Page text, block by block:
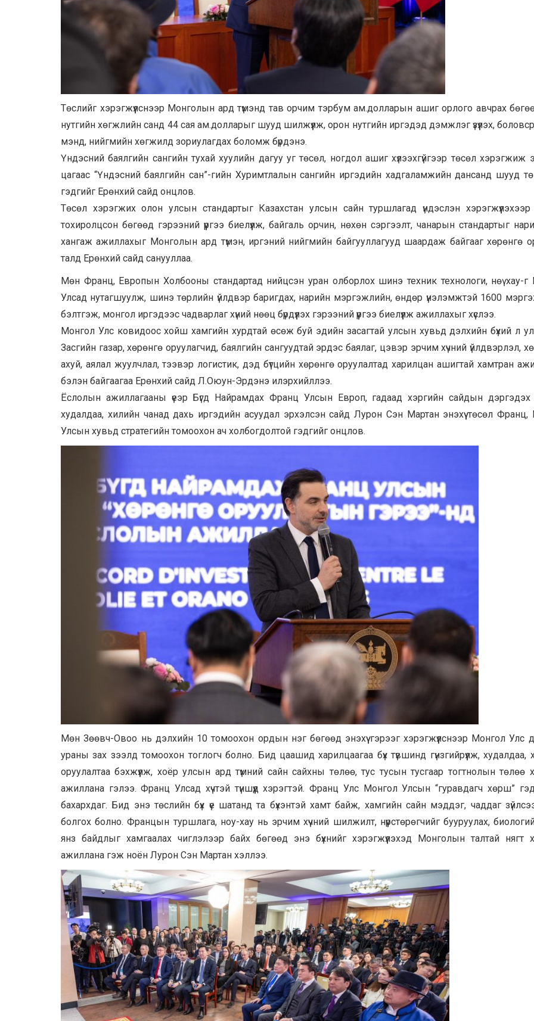
Төслийг хэрэгжүүлснээр Монголын ард түмэнд тав орчим тэрбум ам.долларын ашиг орлого авчрах
нутгийн хөгжлийн санд 44 сая ам.долларыг шууд шилжүүлж, орон нутгийн иргэдэд дэмжлэг үзүүлэх,
мэнд, нийгмийн хөгжилд зориулагдах боломж бүрдэнэ.
Үндэсний баялгийн сангийн тухай хуулийн дагуу уг төсөл, ногдол ашиг хүлээхгүйгээр төсөл хэрэгжиж
цагаас “Үндэсний баялгийн сан”-гийн Хуримтлалын сангийн иргэдийн хадгаламжийн дансанд шууд
гэдгийг Ерөнхий сайд онцлов.
Төсөл хэрэгжих олон улсын стандартыг Казахстан улсын сайн туршлагад үндэслэн хэрэгжүүлэхээр
тохиролцсон бөгөөд гэрээний үүргээ биелүүлж, байгаль орчин, нөхөн сэргээлт, чанарын стандартыг
хангаж ажиллахыг Монголын ард түмэн, иргэний нийгмийн байгууллагууд шаардаж байгааг хөрөнгө
талд Ерөнхий сайд санууллаа.
Мөн Франц, Европын Холбооны стандартад нийцсэн уран олборлох шинэ техник технологи, нөү хау-г
Улсад нутагшуулж, шинэ төрлийн үйлдвэр баригдах, нарийн мэргэжлийн, өндөр үнэлэмжтэй 1600
бэлтгэж, монгол иргэдээс чадварлаг хүний нөөц бүрдүүлэх гэрээний үүргээ биелүүлж ажиллахыг хүслээ.
Монгол Улс ковидоос хойш хамгийн хурдтай өсөж буй эдийн засагтай улсын хувьд дэлхийн бүхий л
Засгийн газар, хөрөнгө оруулагчид, баялгийн сангуудтай эрдэс баялаг, цэвэр эрчим хүчний үйлдвэрлэл,
ахуй, аялал жуулчлал, тээвэр логистик, дэд бүтцийн хөрөнгө оруулалтад харилцан ашигтай хамтран
бэлэн байгаагаа Ерөнхий сайд Л.Оюун-Эрдэнэ илэрхийллээ.
Ёслолын ажиллагааны үеэр Бүгд Найрамдах Франц Улсын Европ, гадаад хэргийн сайдын дэргэдэх
худалдаа, хилийн чанад дахь иргэдийн асуудал эрхэлсэн сайд Лурон Сэн Мартан энэхүү төсөл Франц,
Улсын хувьд стратегийн томоохон ач холбогдолтой гэдгийг онцлов.
Мөн Зөөвч-Овоо нь дэлхийн 10 томоохон ордын нэг бөгөөд энэхүү гэрээг хэрэгжүүлснээр Монгол Улс
ураны зах зээлд томоохон тоглогч болно. Бид цаашид харилцаагаа бүх түвшинд гүнзгийрүүлж, худалдаа,
оруулалтаа бэхжүүлж, хоёр улсын ард түмний сайн сайхны төлөө, тус тусын тусгаар тогтнолын төлөө
ажиллана гэлээ. Франц Улсад хүчтэй түншүүд хэрэгтэй. Франц Улс Монгол Улсын “гуравдагч хөрш”
бахархдаг. Бид энэ төслийн бүх үе шатанд та бүхэнтэй хамт байж, хамгийн сайн мэддэг, чаддаг
болгох болно. Францын туршлага, ноу-хау нь эрчим хүчний шилжилт, нүүрстөрөгчийг бууруулах,
янз байдлыг хамгаалах чиглэлээр байх бөгөөд энэ бүхнийг хэрэгжүүлэхэд Монголын талтай нягт
ажиллана гэж ноён Лурон Сэн Мартан хэллээ.